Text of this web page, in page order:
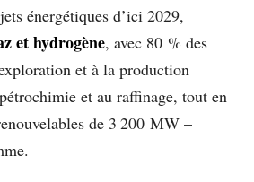
énergétiques d’ici 2029,
ethydrogène, avec 80 % des
et à la production
et au raffinage, tout en
de 3 200 MW –